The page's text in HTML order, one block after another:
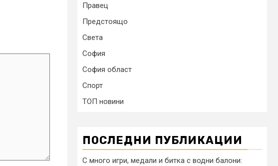
Правец
Предстоящо
Света
София
София област
Спорт
ТОП новини
ПОСЛЕДНИ ПУБЛИКАЦИИ
С много игри, медали и битка с водни балони: